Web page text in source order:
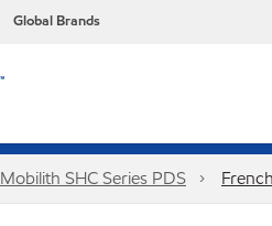
Global Brands
Mobilith SHC Series PDS French